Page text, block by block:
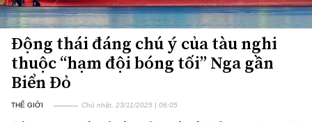
Động thái đáng chú ý của tàu nghi
thuộc “hạm đội bóng tối” Nga gần
Biển Đỏ
THẾ GIỚI Chủ nhật, 23/11/2025 | 06:05